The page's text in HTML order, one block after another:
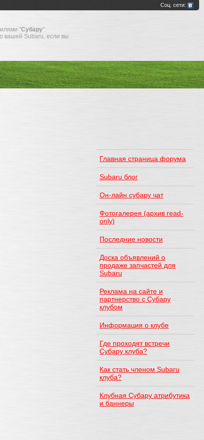
"Субару".
вашей Subaru, если вы
Главная страница форума
Subaru блог
Он-лайн субару чат
Фотогалерея (архив read-
only)
Последние новости
Доска объявлений о
продаже запчастей для
Subaru
Реклама на сайте и
партнерство с Субару
клубом
Информация о клубе
Где проходят встречи
Субару клуба?
Как стать членом Subaru
клуба?
Клубная Субару атрибутика
и баннеры